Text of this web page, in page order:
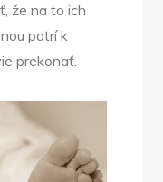
že na to ich
patrí k
prekonať.